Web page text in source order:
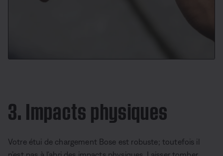
3. Impacts physiques
Votre étui de chargement Bose est robuste; toutefois il